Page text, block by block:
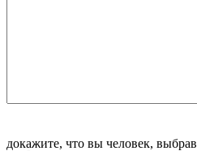
докажите, что вы человек, выбрав